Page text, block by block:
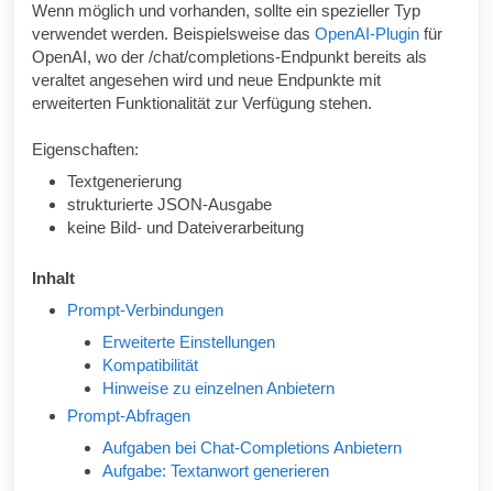
Wenn möglich und vorhanden, sollte ein spezieller Typ
verwendet werden. Beispielsweise das OpenAI-Plugin für
OpenAI, wo der /chat/completions-Endpunkt bereits als
veraltet angesehen wird und neue Endpunkte mit
erweiterten Funktionalität zur Verfügung stehen.
Eigenschaften:
Textgenerierung
strukturierte JSON-Ausgabe
keine Bild- und Dateiverarbeitung
Inhalt
Prompt-Verbindungen
Erweiterte Einstellungen
Kompatibilität
Hinweise zu einzelnen Anbietern
Prompt-Abfragen
Aufgaben bei Chat-Completions Anbietern
Aufgabe: Textanwort generieren